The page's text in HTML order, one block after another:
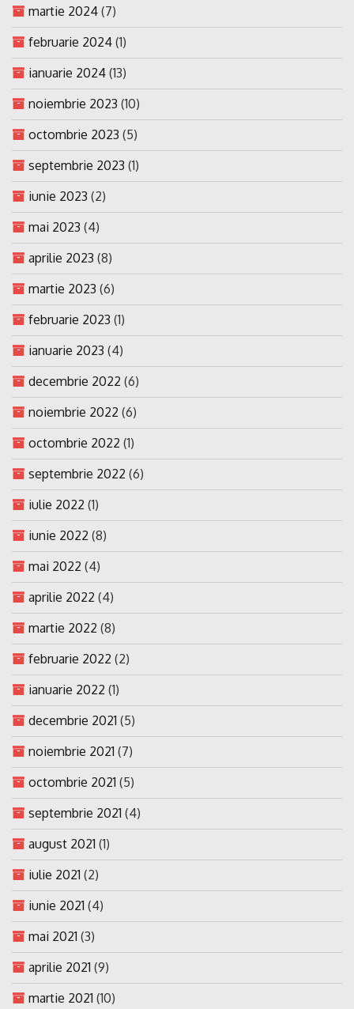
martie 2024 (7)
februarie 2024 (1)
ianuarie 2024 (13)
noiembrie 2023 (10)
octombrie 2023 (5)
septembrie 2023 (1)
iunie 2023 (2)
mai 2023 (4)
aprilie 2023 (8)
martie 2023 (6)
februarie 2023 (1)
ianuarie 2023 (4)
decembrie 2022 (6)
noiembrie 2022 (6)
octombrie 2022 (1)
septembrie 2022 (6)
iulie 2022 (1)
iunie 2022 (8)
mai 2022 (4)
aprilie 2022 (4)
martie 2022 (8)
februarie 2022 (2)
ianuarie 2022 (1)
decembrie 2021 (5)
noiembrie 2021 (7)
octombrie 2021 (5)
septembrie 2021 (4)
august 2021 (1)
iulie 2021 (2)
iunie 2021 (4)
mai 2021 (3)
aprilie 2021 (9)
martie 2021 (10)